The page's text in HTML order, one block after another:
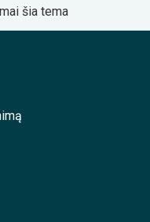
šia tema